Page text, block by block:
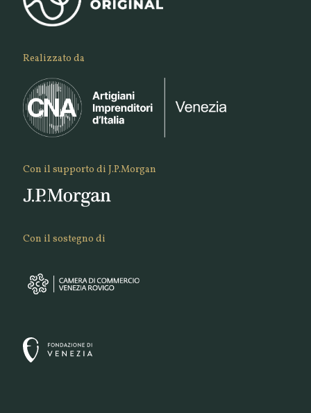
Realizzato da
Con il supporto di J.P.Morgan
Con il sostegno di